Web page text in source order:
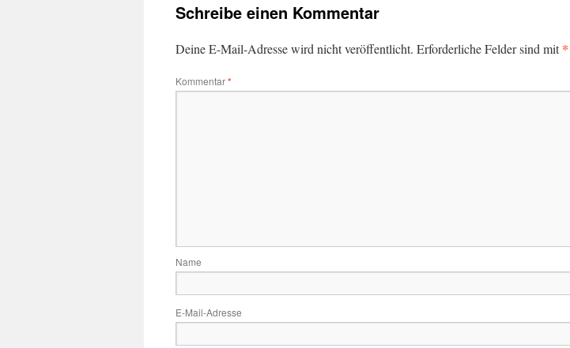
Schreibe einen Kommentar
Deine E-Mail-Adresse wird nicht veröffentlicht. Erforderliche Felder sind mit*
Kommentar*
Name
E-Mail-Adresse